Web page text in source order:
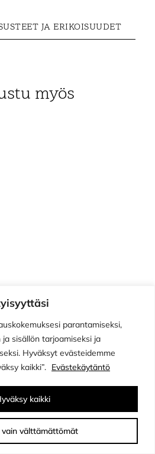
parantamiseksi,
sisällön tarjoamiseksi ja
Hyväksyt evästeidemme
kaikki”. Evästekäytäntö
vain välttämättömät
kaikki
JA ERIKOISUUDET
myös